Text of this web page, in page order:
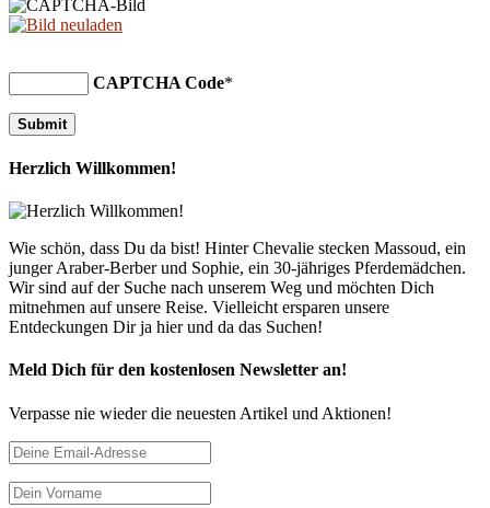
CAPTCHA Code*
Herzlich Willkommen!
Wie schön, dass Du da bist! Hinter Chevalie stecken Massoud, ein
junger Araber-Berber und Sophie, ein 30-jähriges Pferdemädchen.
Wir sind auf der Suche nach unserem Weg und möchten Dich
mitnehmen auf unsere Reise. Vielleicht ersparen unsere
Entdeckungen Dir ja hier und da das Suchen!
Meld Dich für den kostenlosen Newsletter an!
Verpasse nie wieder die neuesten Artikel und Aktionen!